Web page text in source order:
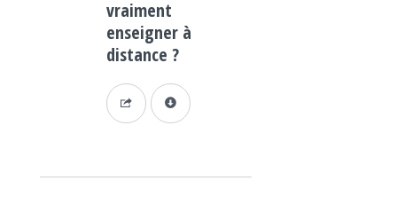
vraiment
enseigner à
distance ?